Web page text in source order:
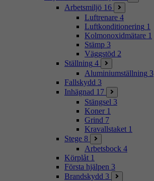
Arbetsmiljö 16
Luftrenare 4
Luftkonditionering 1
Kolmonoxidmätare 1
Stämp 3
Väggstöd 2
Ställning 4
Aluminiumställning 3
Fallskydd 3
Inhägnad 17
Stängsel 3
Koner 1
Grind 7
Kravallstaket 1
Stege 8
Arbetsbock 4
Körplåt 1
Första hjälpen 3
Brandskydd 3